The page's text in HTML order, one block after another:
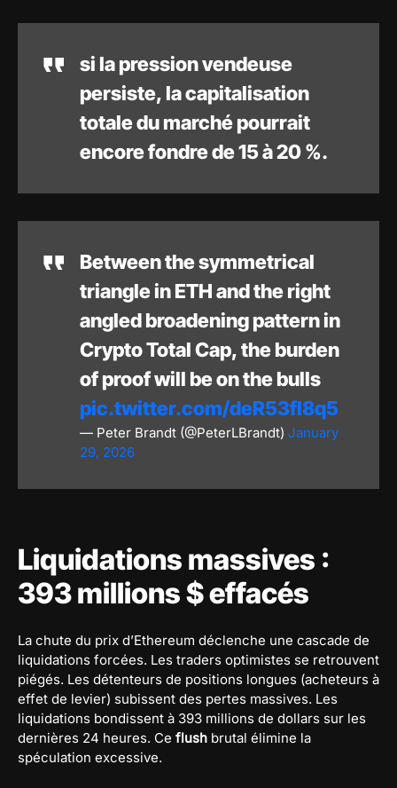
si la pression vendeuse
persiste, la capitalisation
totale du marché pourrait
encore fondre de 15 à 20 %.
Between the symmetrical
triangle in ETH and the right
angled broadening pattern in
Crypto Total Cap, the burden
of proof will be on the bulls
pic.twitter.com/deR53fI8q5
— Peter Brandt (@PeterLBrandt) January
29, 2026
Liquidations massives :
393 millions $ effacés
La chute du prix d’Ethereum déclenche une cascade de
liquidations forcées. Les traders optimistes se retrouvent
piégés. Les détenteurs de positions longues (acheteurs à
effet de levier) subissent des pertes massives. Les
liquidations bondissent à 393 millions de dollars sur les
dernières 24 heures. Ce flush brutal élimine la
spéculation excessive.